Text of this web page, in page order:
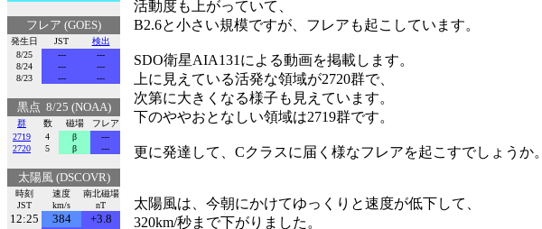
フレア (GOES)
発生日 JST
検出
8/25
---
---
8/24
---
---
8/23
--- ---
黒点 8/25 (NOAA)
群 数 磁場
フレア
2719
4 β
---
2720
5 β ---
太陽風 (DSCOVR)
時刻
JST
速度
km/s
南北磁場
nT
12:25 384 +3.8
活動度も上がっていて、
B2.6と小さい規模ですが、フレアも起こしています。
SDO衛星AIA131による動画を掲載します。
上に見えている活発な領域が2720群で、
次第に大きくなる様子も見えています。
下のややおとなしい領域は2719群です。
更に発達して、Cクラスに届く様なフレアを起こすでしょうか。
太陽風は、今朝にかけてゆっくりと速度が低下して、
320km/秒まで下がりました。